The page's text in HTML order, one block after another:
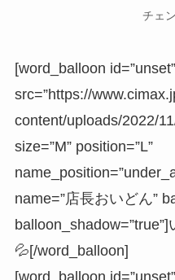
チェ
[word_balloon id=”unset”
src=”https://
content/uploads/2022/
size=”M” position=”L”
name=”店長おいどん”
💦[/word_balloon]
[word_balloon id=”unset”